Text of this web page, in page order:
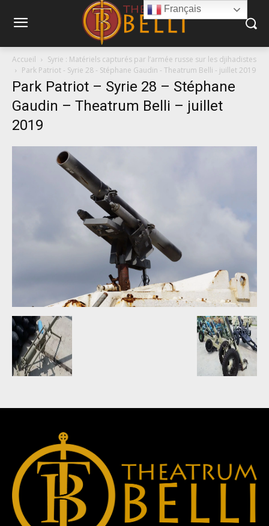
Accueil
Syrie : Matériels capturés par l’armée russe sur les djihadistes
Park Patriot - Syrie 28 - Stéphane Gaudin - Theatrum Belli - juillet 2019
Park Patriot – Syrie 28 – Stéphane
Gaudin – Theatrum Belli – juillet
2019
Français